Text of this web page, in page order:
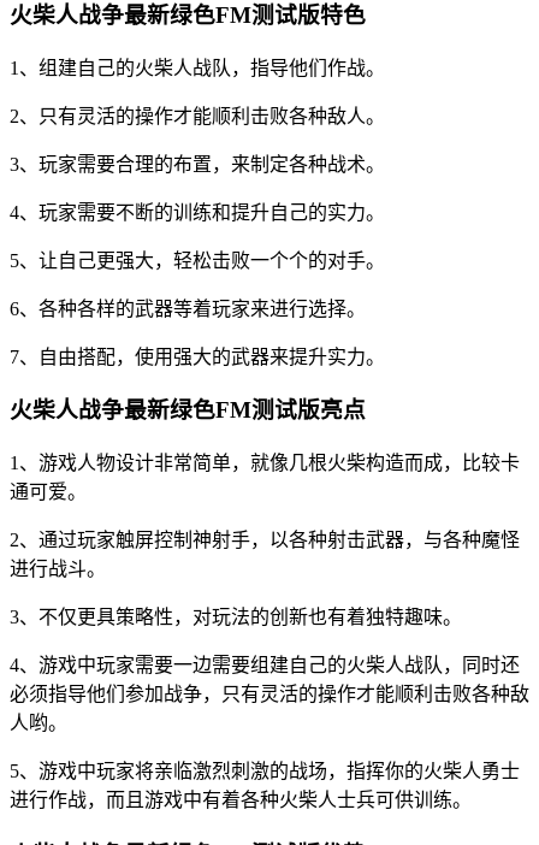
火柴人战争最新绿色FM测试版特色
1、组建自己的火柴人战队，指导他们作战。
2、只有灵活的操作才能顺利击败各种敌人。
3、玩家需要合理的布置，来制定各种战术。
4、玩家需要不断的训练和提升自己的实力。
5、让自己更强大，轻松击败一个个的对手。
6、各种各样的武器等着玩家来进行选择。
7、自由搭配，使用强大的武器来提升实力。
火柴人战争最新绿色FM测试版亮点
1、游戏人物设计非常简单，就像几根火柴构造而成，比较卡
通可爱。
2、通过玩家触屏控制神射手，以各种射击武器，与各种魔怪
进行战斗。
3、不仅更具策略性，对玩法的创新也有着独特趣味。
4、游戏中玩家需要一边需要组建自己的火柴人战队，同时还
必须指导他们参加战争，只有灵活的操作才能顺利击败各种敌
人哟。
5、游戏中玩家将亲临激烈刺激的战场，指挥你的火柴人勇士
进行作战，而且游戏中有着各种火柴人士兵可供训练。